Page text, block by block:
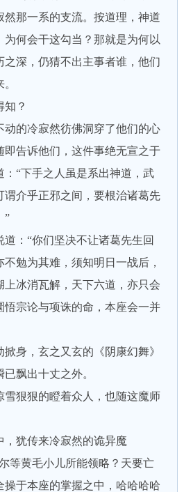
然那一系的支流。按道理，神道
为何会干这勾当？那就是为何以
之深，仍猜不出主事者谁，他们
？
的冷寂然彷佛洞穿了他们的心
即告诉他们，这件事绝无宣之于
：“下手之人虽是系出神道，武
谓介乎正邪之间，要根治诸葛先
”
：“你们坚决不让诸葛先生回
勉为其难，须知明日一战后，
上冰消瓦解，天下六道，亦只会
悟宗论与项诛的命，本座会一并
，玄之又玄的《阴康幻舞》
飘出十丈之外。
狠狠的瞪着众人，也随这魔师
犹传来冷寂然的诡异魔
等黄毛小儿所能领略？天要亡
操于本座的掌握之中，哈哈哈哈